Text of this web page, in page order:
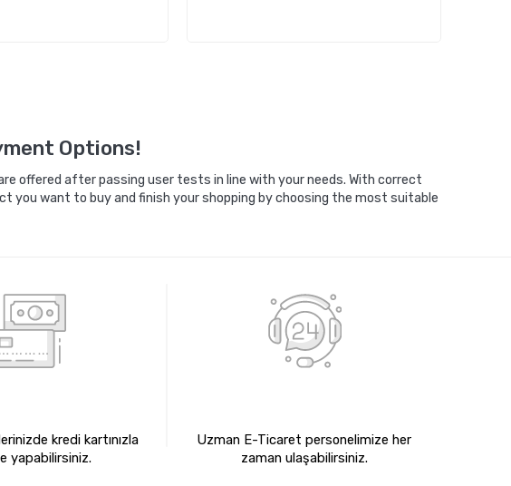
Options!
offered after passing user tests in line with your needs. With correct
you want to buy and finish your shopping by choosing the most suitable
kredi kartınızla
yapabilirsiniz.
Uzman E-Ticaret personelimize her
zaman ulaşabilirsiniz.